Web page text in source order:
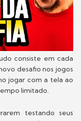
consiste em cada
desafio nos jogos
jogar com a tela ao
limitado.
testando seus